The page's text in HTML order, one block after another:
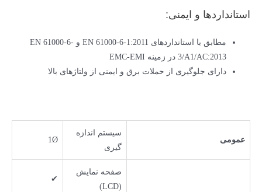
استانداردها و ایمنی:
مطابق با استانداردهای EN 61000-6-1:2011 و EN 61000-6-
3/A1/AC:2013 در زمینه EMC-EMI
دارای جلوگیری از حملات برق و ایمنی از ولتاژهای بالا
عمومی
سیستم اندازه
گیری
1Ø
صفحه نمایش
(LCD)
✔